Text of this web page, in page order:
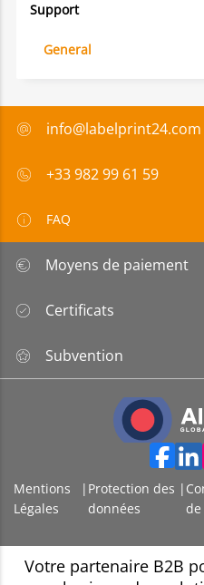
Support
General
info@labelprint24.com
+33 982 99 61 59
FAQ
Moyens de paiement
Certificats
Subvention
Mentions
Légales
| Protection des
données
|
de
Votre partenaire B2B